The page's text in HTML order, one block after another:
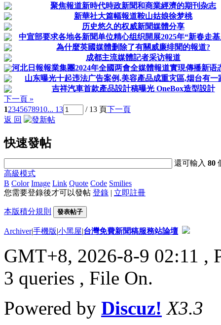
聚焦報道新時代時政新聞和商業經濟的期刊杂志
新華社大篇幅報道鞍山姑娘徐梦桃
历史悠久的权威新聞媒體分享
中宣部要求各地各新聞单位精心组织開展2025年“新春走
為什麼英國媒體删除了有關威廉绯聞的報道?
成都主流媒體記者采访報道
河北日報報業集團2024年全國两會全媒體報道實現傳播新语
山东曝光十起违法广告案例,美容產品成重灾區,烟台有一
吉祥汽車首款產品設計稿曝光 OneBox造型設計
下一頁 »
12345678910... 13 / 13 頁下一頁
返 回
快速發帖
還可輸入80
高級模式
B Color Image Link Quote Code Smilies
您需要登錄後才可以發帖 登錄 | 立即註冊
本版積分規則 發表帖子
Archiver|手機版|小黑屋|台灣免費新聞稿服務站論壇
GMT+8, 2026-8-9 02:11 ,
3 queries , File On.
Powered by Discuz! X3.3